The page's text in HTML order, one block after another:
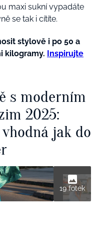
maxi sukní vypadáte
se tak i cítíte.
stylově i po 50 a
kilogramy. Inspirujte
s moderním
2025:
jak do
19 fotek